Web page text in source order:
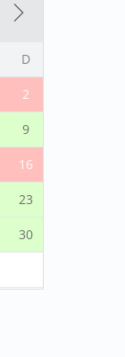
D
2
9
16
23
30